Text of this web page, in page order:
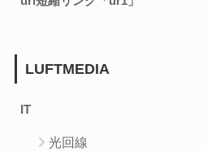
LUFTMEDIA
IT
光回線